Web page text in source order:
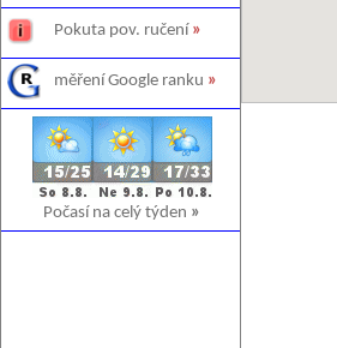
Pokuta pov. ručení »
měření Google ranku »
Počasí na celý týden »